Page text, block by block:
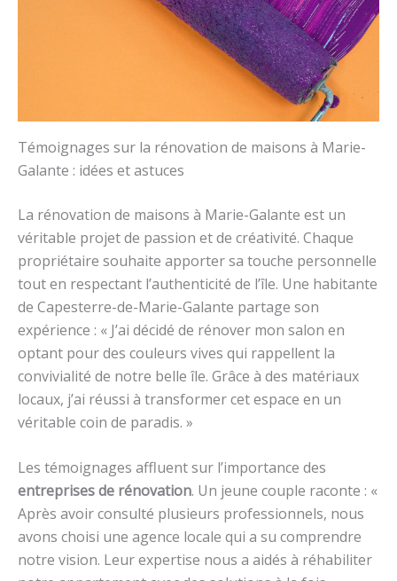
Témoignages sur la rénovation de maisons à Marie-
Galante : idées et astuces
La rénovation de maisons à Marie-Galante est un
véritable projet de passion et de créativité. Chaque
propriétaire souhaite apporter sa touche personnelle
tout en respectant l’authenticité de l’île. Une habitante
de Capesterre-de-Marie-Galante partage son
expérience : « J’ai décidé de rénover mon salon en
optant pour des couleurs vives qui rappellent la
convivialité de notre belle île. Grâce à des matériaux
locaux, j’ai réussi à transformer cet espace en un
véritable coin de paradis. »
Les témoignages affluent sur l’importance des
entreprises de rénovation. Un jeune couple raconte : «
Après avoir consulté plusieurs professionnels, nous
avons choisi une agence locale qui a su comprendre
notre vision. Leur expertise nous a aidés à réhabiliter